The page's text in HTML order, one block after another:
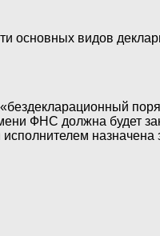
основных видов
ФНС должна будет